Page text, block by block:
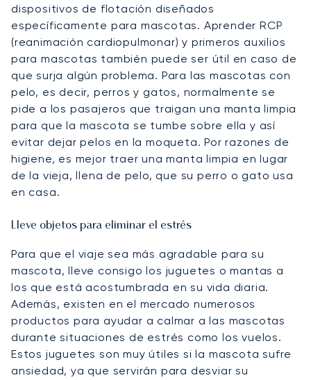
dispositivos de flotación diseñados
específicamente para mascotas. Aprender RCP
(reanimación cardiopulmonar) y primeros auxilios
para mascotas también puede ser útil en caso de
que surja algún problema. Para las mascotas con
pelo, es decir, perros y gatos, normalmente se
pide a los pasajeros que traigan una manta limpia
para que la mascota se tumbe sobre ella y así
evitar dejar pelos en la moqueta. Por razones de
higiene, es mejor traer una manta limpia en lugar
de la vieja, llena de pelo, que su perro o gato usa
en casa.
Lleve objetos para eliminar el estrés
Para que el viaje sea más agradable para su
mascota, lleve consigo los juguetes o mantas a
los que está acostumbrada en su vida diaria.
Además, existen en el mercado numerosos
productos para ayudar a calmar a las mascotas
durante situaciones de estrés como los vuelos.
Estos juguetes son muy útiles si la mascota sufre
ansiedad, ya que servirán para desviar su